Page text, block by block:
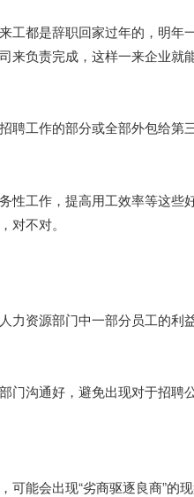
都是辞职回家过年的，明
负责完成，这样一来企业
聘工作的部分或全部外包给
工作，提高用工效率等这
对不对。
资源部门中一部分员工的
沟通好，避免出现对于招聘
能会出现“劣商驱逐良商”的